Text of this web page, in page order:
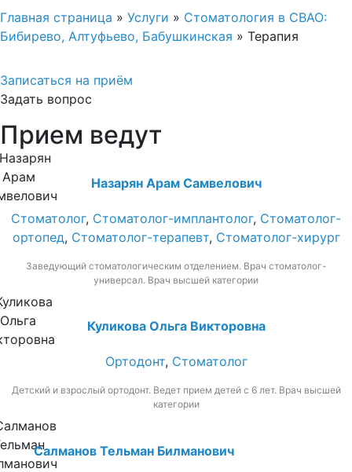
Главная страница » Услуги » Стоматология в СВАО:
Бибирево, Алтуфьево, Бабушкинская » Терапия
Записаться на приём
Задать вопрос
Прием ведут
Назарян Арам Самвелович
Стоматолог, Стоматолог-имплантолог, Стоматолог-
ортопед, Стоматолог-терапевт, Стоматолог-хирург
Заведующий стоматологическим отделением. Врач стоматолог-
универсал. Врач высшей категории
Куликова Ольга Викторовна
Ортодонт, Стоматолог
Детский и взрослый ортодонт. Ведет прием детей с 6 лет. Врач высшей
категории
Салманов Тельман Билманович